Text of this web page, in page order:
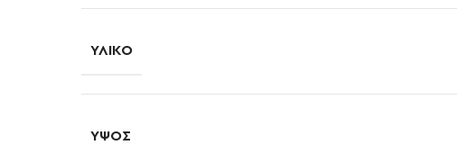
ΥΛΙΚΌ
ΎΨΟΣ